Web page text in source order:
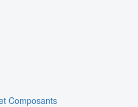
Composants